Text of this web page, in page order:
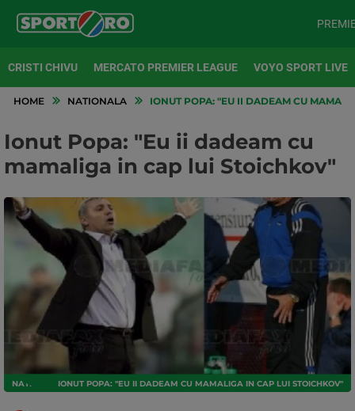
CRISTI CHIVU MERCATO PREMIER LEAGUE VOYO SPORT LIVE
HOME NATIONALA IONUT POPA: "EU II DADEAM CU
Ionut Popa: "Eu ii dadeam cu
mamaliga in cap lui Stoichkov"
NATIONALAIONUT POPA: "EU II DADEAM CU MAMALIGA IN CAP LUI STOICHKOV"